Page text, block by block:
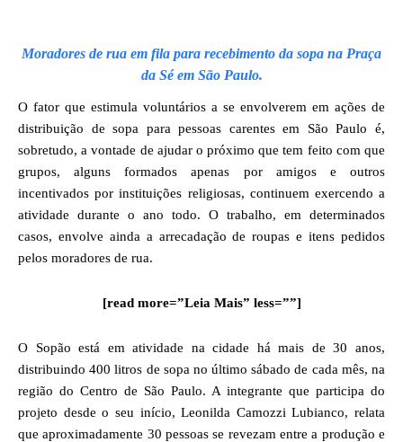
Moradores de rua em fila para recebimento da sopa na Praça
da Sé em São Paulo.
O fator que estimula voluntários a se envolverem em ações de
distribuição de sopa para pessoas carentes em São Paulo é,
sobretudo, a vontade de ajudar o próximo que tem feito com que
grupos, alguns formados apenas por amigos e outros
incentivados por instituições religiosas, continuem exercendo a
atividade durante o ano todo. O trabalho, em determinados
casos, envolve ainda a arrecadação de roupas e itens pedidos
pelos moradores de rua.
[read more=”Leia Mais” less=””]
O Sopão está em atividade na cidade há mais de 30 anos,
distribuindo 400 litros de sopa no último sábado de cada mês, na
região do Centro de São Paulo. A integrante que participa do
projeto desde o seu início, Leonilda Camozzi Lubianco, relata
que aproximadamente 30 pessoas se revezam entre a produção e